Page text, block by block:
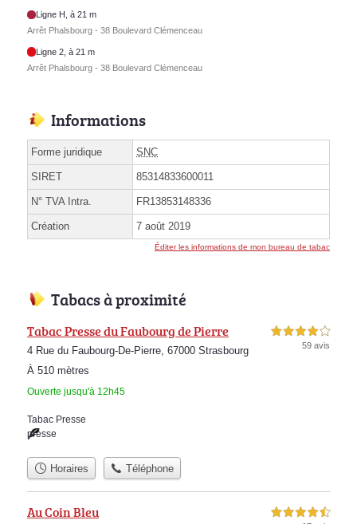
Ligne H, à 21 m
Arrêt Phalsbourg - 38 Boulevard Clémenceau
Ligne 2, à 21 m
Arrêt Phalsbourg - 38 Boulevard Clémenceau
Informations
Forme juridique SNC
SIRET 85314833600011
N° TVA Intra. FR13853148336
Création 7 août 2019
Éditer les informations de mon bureau de tabac
Tabacs à proximité
Tabac Presse du Faubourg de Pierre
4 Rue du Faubourg-De-Pierre, 67000 Strasbourg
À 510 mètres
Ouverte jusqu'à 12h45
4,0 étoiles sur 5
59 avis
Tabac Presse
presse
Horaires Téléphone
Au Coin Bleu 4,5 étoiles sur 5